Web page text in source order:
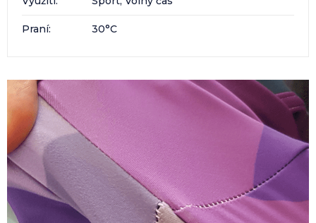
Praní: 30°C